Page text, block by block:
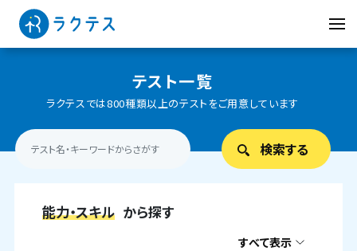
テスト一覧
ラクテスでは800種類以上のテストをご用意しています
能力・スキル から探す
すべて表示